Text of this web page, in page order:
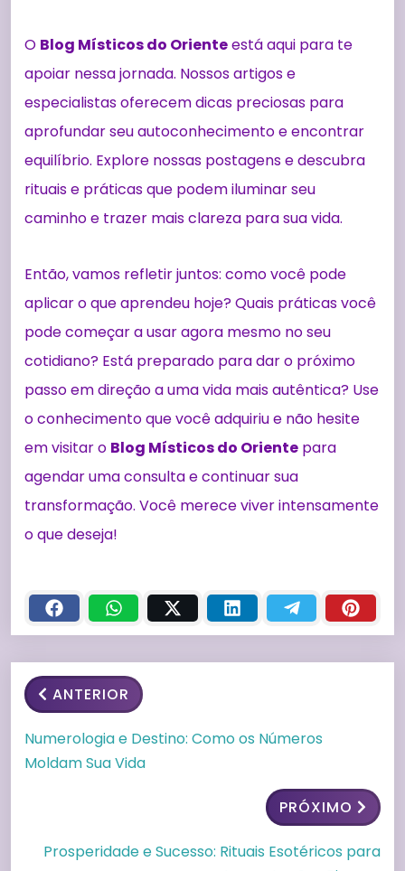
O Blog Místicos do Orienteestá aqui para te
apoiar nessa jornada. Nossos artigos e
especialistas oferecem dicas preciosas para
aprofundar seu autoconhecimento e encontrar
equilíbrio. Explore nossas postagens e descubra
rituais e práticas que podem iluminar seu
caminho e trazer mais clareza para sua vida.
Então, vamos refletir juntos: como você pode
aplicar o que aprendeu hoje? Quais práticas você
pode começar a usar agora mesmo no seu
cotidiano? Está preparado para dar o próximo
passo em direção a uma vida mais autêntica? Use
o conhecimento que você adquiriu e não hesite
em visitar o Blog Místicos do Oriente para
agendar uma consulta e continuar sua
transformação. Você merece viver intensamente
o que deseja!
ANTERIOR
Numerologia e Destino: Como os Números
Moldam Sua Vida
PRÓXIMO
Prosperidade e Sucesso: Rituais Esotéricos para